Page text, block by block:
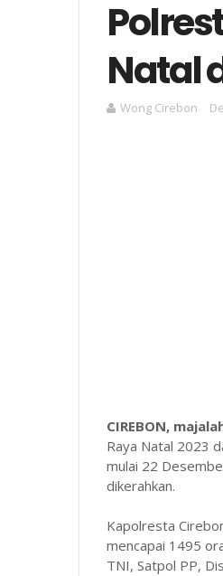
Natal
Wong Cirebon
CIREBON,
Raya Natal 2023
mulai 22
dikerahkan.
Kapolresta
mencapai 1495
TNI, Satpol PP,